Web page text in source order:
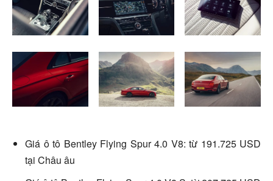
Giá ô tô Bentley Flying Spur 4.0 V8: từ 191.725 USD
tại Châu âu